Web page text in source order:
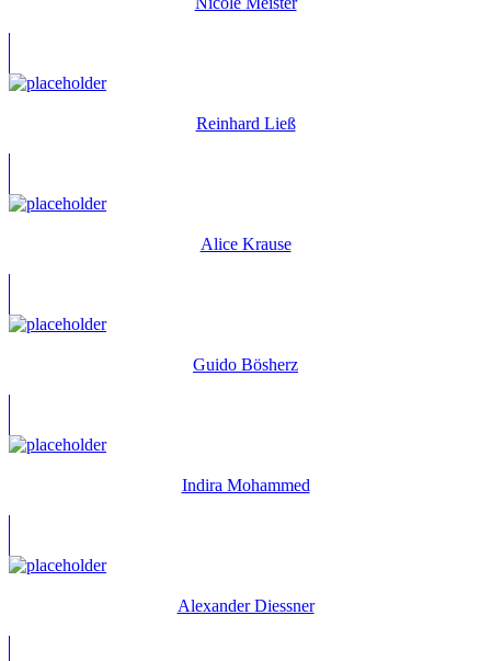
Reinhard Ließ
Alice Krause
Guido Bösherz
Indira Mohammed
Alexander Diessner